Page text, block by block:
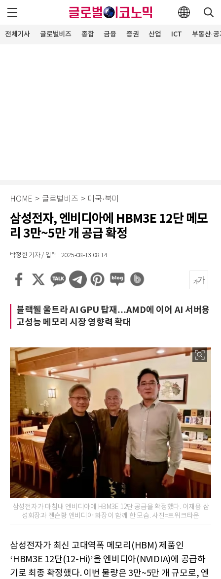
전체기사 글로벌비즈 종합 금융 증권 산업 ICT 부동산·
HOME > 글로벌비즈 > 미국·북미
삼성전자, 엔비디아에 HBM3E 12단 메모
리 3만~5만 개 공급 확정
박정한 기자 / 입력 : 2025-08-13 08:14
블랙웰 울트라 AI GPU 탑재…AMD에 이어 AI 서버용
고성능 메모리 시장 영향력 확대
삼성전자가 마침내 엔비디아에 HBM3E 12단 공급을 확정했다. 이재용 삼
성회장과 젠슨황 엔비디아 화장이 함께 한 모습. 사진=트위크타운
삼성전자가 최신 고대역폭 메모리(HBM) 제품인
‘HBM3E 12단(12-Hi)’을 엔비디아(NVIDIA)에 공급하
기로 최종 확정했다. 이번 물량은 3만~5만 개 규모로, 엔